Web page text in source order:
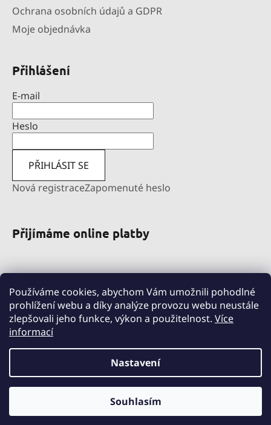
Používáme cookies, abychom Vám umožnili pohodlné
prohlížení webu a díky analýze provozu webu neustále
zlepšovali jeho funkce, výkon a použitelnost. Více
informací
Nastavení
Souhlasím
Ochrana osobních údajů a GDPR
Moje objednávka
Přihlášení
E-mail
Heslo
PŘIHLÁSIT SE
Nová registraceZapomenuté heslo
Přijímáme online platby
nahradniplneni.duko.eu
detske-obleceni-duko.cz
Vytvořil Shoptet
Copyright 2026DUKO s.r.o.. Všechna práva vyhrazena.